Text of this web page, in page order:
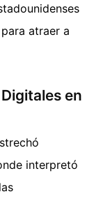
atraer a
en
interpretó